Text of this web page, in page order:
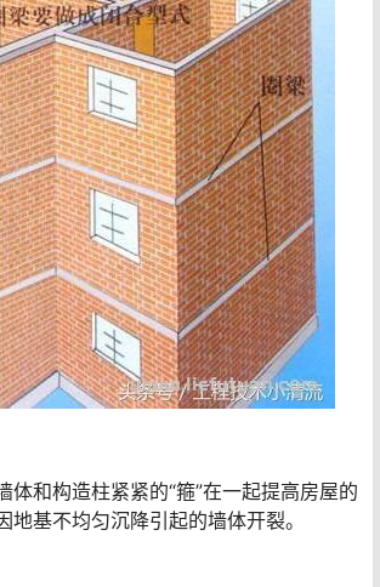
体和构造柱紧紧的“箍”在一起提高房屋的
地基不均匀沉降引起的墙体开裂。